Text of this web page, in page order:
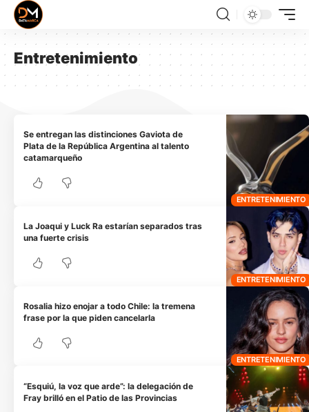
Entretenimiento
ENTRETENIMIENTO
Se entregan las distinciones Gaviota de
Plata de la República Argentina al talento
catamarqueño
ENTRETENIMIENTO
La Joaqui y Luck Ra estarían separados tras
una fuerte crisis
ENTRETENIMIENTO
Rosalia hizo enojar a todo Chile: la tremena
frase por la que piden cancelarla
“Esquiú, la voz que arde”: la delegación de
Fray brilló en el Patio de las Provincias